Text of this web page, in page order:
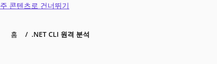
주 콘텐츠로 건너뛰기
홈 .NET CLI 원격 분석